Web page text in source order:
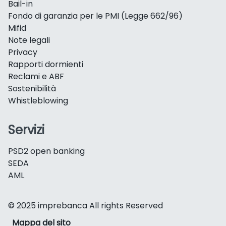
Bail-in
Fondo di garanzia per le PMI (Legge 662/96)
Mifid
Note legali
Privacy
Rapporti dormienti
Reclami e ABF
Sostenibilità
Whistleblowing
Servizi
PSD2 open banking
SEDA
AML
© 2025 imprebanca All rights Reserved
Mappa del sito